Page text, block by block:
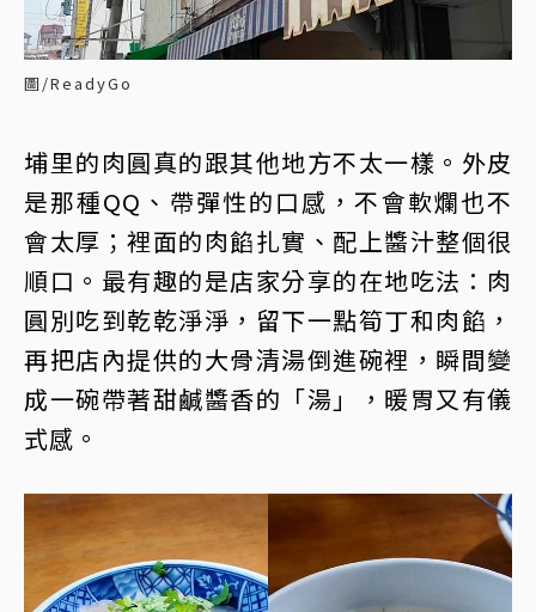
圖/ReadyGo
埔里的肉圓真的跟其他地方不太一樣。外皮
是那種QQ、帶彈性的口感，不會軟爛也不
會太厚；裡面的肉餡扎實、配上醬汁整個很
順口。最有趣的是店家分享的在地吃法：肉
圓別吃到乾乾淨淨，留下一點筍丁和肉餡，
再把店內提供的大骨清湯倒進碗裡，瞬間變
成一碗帶著甜鹹醬香的「湯」，暖胃又有儀
式感。